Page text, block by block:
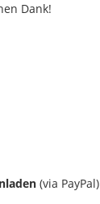
Dank!
(via PayPal)